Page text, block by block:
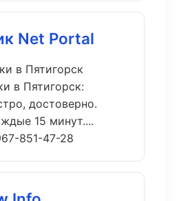
Net Portal
в Пятигорск
в Пятигорск:
достоверно.
15 минут....
851-47-28